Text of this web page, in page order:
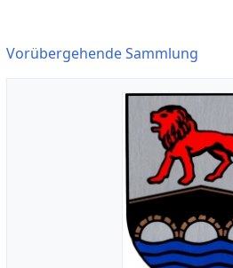
Vorübergehende Sammlung